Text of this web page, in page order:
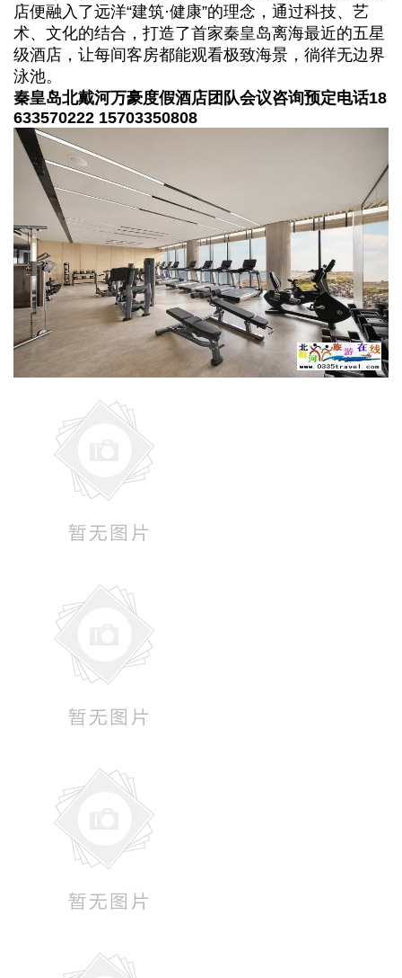
店便融入了远洋“建筑·健康”的理念，通过科技、艺
术、文化的结合，打造了首家秦皇岛离海最近的五星
级酒店，让每间客房都能观看极致海景，徜徉无边界
泳池。
秦皇岛北戴河万豪度假酒店团队会议咨询预定电话18
633570222 15703350808